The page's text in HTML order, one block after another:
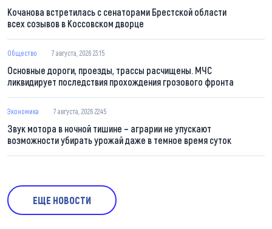
Кочанова встретилась с сенаторами Брестской области
всех созывов в Коссовском дворце
Общество 7 августа, 2026 23:15
Основные дороги, проезды, трассы расчищены. МЧС
ликвидирует последствия прохождения грозового фронта
Экономика 7 августа, 2026 22:45
Звук мотора в ночной тишине – аграрии не упускают
возможности убирать урожай даже в темное время суток
ЕЩЕ НОВОСТИ